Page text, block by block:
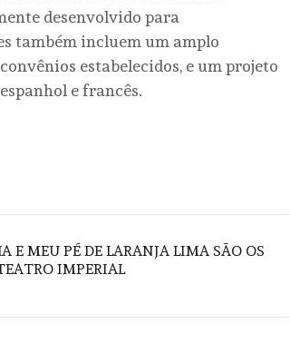
desenvolvido para
também incluem um amplo
estabelecidos, e um projeto
e francês.
E MEU PÉ DE LARANJA LIMA SÃO OS
IMPERIAL